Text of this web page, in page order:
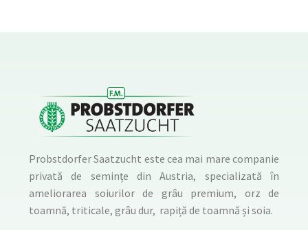
Probstdorfer Saatzucht este cea mai mare companie
privată de semințe din Austria, specializată în
ameliorarea soiurilor de grâu premium, orz de
toamnă, triticale, grâu dur, rapiță de toamnă și soia.